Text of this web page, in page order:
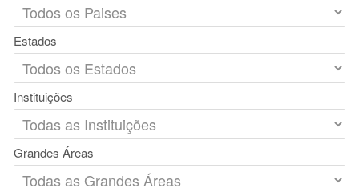
Estados
Instituições
Grandes Áreas